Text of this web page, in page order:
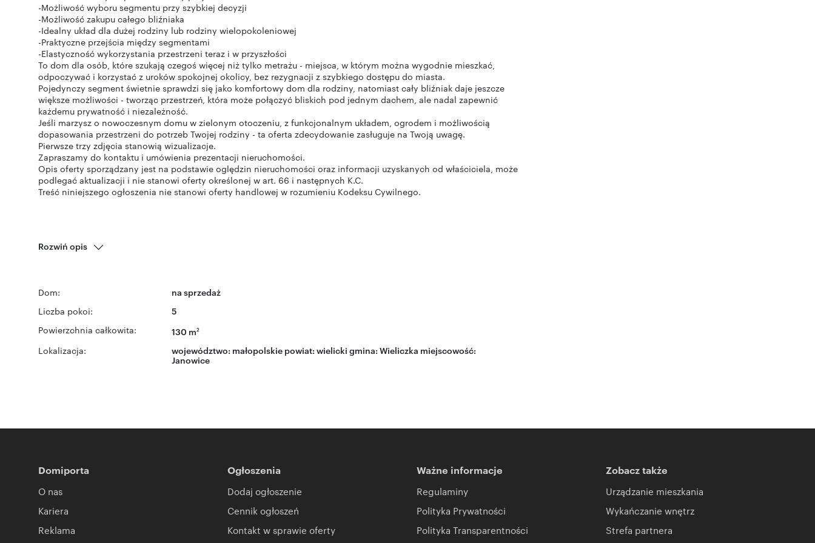
-Możliwość wyboru segmentu przy szybkiej decyzji
-Możliwość zakupu całego bliźniaka
-Idealny układ dla dużej rodziny lub rodziny wielopokoleniowej
-Praktyczne przejścia między segmentami
-Elastyczność wykorzystania przestrzeni teraz i w przyszłości
To dom dla osób, które szukają czegoś więcej niż tylko metrażu - miejsca, w którym można wygodnie mieszkać,
odpoczywać i korzystać z uroków spokojnej okolicy, bez rezygnacji z szybkiego dostępu do miasta.
Pojedynczy segment świetnie sprawdzi się jako komfortowy dom dla rodziny, natomiast cały bliźniak daje jeszcze
większe możliwości - tworząc przestrzeń, która może połączyć bliskich pod jednym dachem, ale nadal zapewnić
każdemu prywatność i niezależność.
Jeśli marzysz o nowoczesnym domu w zielonym otoczeniu, z funkcjonalnym układem, ogrodem i możliwością
dopasowania przestrzeni do potrzeb Twojej rodziny - ta oferta zdecydowanie zasługuje na Twoją uwagę.
Pierwsze trzy zdjęcia stanowią wizualizacje.
Zapraszamy do kontaktu i umówienia prezentacji nieruchomości.
Opis oferty sporządzany jest na podstawie oględzin nieruchomości oraz informacji uzyskanych od właściciela, może
podlegać aktualizacji i nie stanowi oferty określonej w art. 66 i następnych K.C.
Treść niniejszego ogłoszenia nie stanowi oferty handlowej w rozumieniu Kodeksu Cywilnego.
Rozwiń opis
Dom: na sprzedaż
Liczba pokoi: 5
Powierzchnia całkowita: 130 m2
Lokalizacja: województwo: małopolskie powiat: wielicki gmina: Wieliczka miejscowość:
Janowice
Domiporta
O nas
Kariera
Reklama
Ogłoszenia
Dodaj ogłoszenie
Cennik ogłoszeń
Kontakt w sprawie oferty
Ważne informacje
Regulaminy
Polityka Prywatności
Polityka Transparentności
Zobacz także
Urządzanie mieszkania
Wykańczanie wnętrz
Strefa partnera